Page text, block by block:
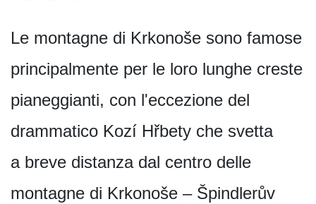
Le montagne di Krkonoše sono famose
principalmente per le loro lunghe creste
pianeggianti, con l'eccezione del
drammatico Kozí Hřbety che svetta
a breve distanza dal centro delle
montagne di Krkonoše – Špindlerův